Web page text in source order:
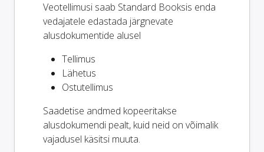
Veotellimusi saab Standard Booksis enda
vedajatele edastada järgnevate
alusdokumentide alusel
Tellimus
Lähetus
Ostutellimus
Saadetise andmed kopeeritakse
alusdokumendi pealt, kuid neid on võimalik
vajadusel käsitsi muuta.